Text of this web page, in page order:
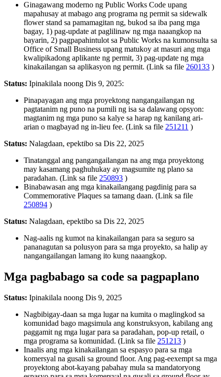
Ginagawang moderno ng Public Works Code upang
mapahusay at mabago ang programa ng permit sa sidewalk
flower stand sa pamamagitan ng, bukod sa iba pang mga
bagay, 1) pag-update at paglilinaw ng mga naaangkop na
bayarin, 2) pagpapahintulot sa Public Works na kumonsulta sa
Office of Small Business upang matukoy at masuri ang mga
kwalipikadong aplikante ng permit, 3) pag-update ng mga
kinakailangan sa aplikasyon ng permit. (Link sa file 260133 )
Status: Ipinakilala noong Dis 9, 2025:
Pinapayagan ang mga proyektong nangangailangan ng
pagtatanim ng puno na pumili ng isa sa dalawang opsyon:
magtanim ng mga puno sa kalye sa harap ng kanilang ari-
arian o magbayad ng in-lieu fee. (Link sa file 251211 )
Status: Nalagdaan, epektibo sa Dis 22, 2025
Tinatanggal ang pangangailangan na ang mga proyektong
may kasamang paghuhukay ay magsumite ng plano sa
paradahan. (Link sa file 250893 )
Binabawasan ang mga kinakailangang pagdinig para sa
Commemorative Plaques sa tamang daan. (Link sa file
250894 )
Status: Nalagdaan, epektibo sa Dis 22, 2025
Nag-aalis ng kumot na kinakailangan para sa seguro sa
pananagutan sa polusyon para sa mga proyekto, sa halip ay
nangangailangan lamang ito kung naaangkop.
Mga pagbabago sa code sa pagpaplano
Status: Ipinakilala noong Dis 9, 2025
Nagbibigay-daan sa mga lugar na kumita o maglingkod sa
komunidad bago magsimula ang konstruksyon, kabilang ang
paggamit ng mga lugar para sa paradahan, pop-up retail, o
mga programa sa komunidad. (Link sa file 251213 )
Inaalis ang mga kinakailangan sa espasyo para sa mga
komersyal na gusali sa ground floor. Ang pag-eexempt sa mga
proyektong abot-kayang pabahay mula sa mandatoryong